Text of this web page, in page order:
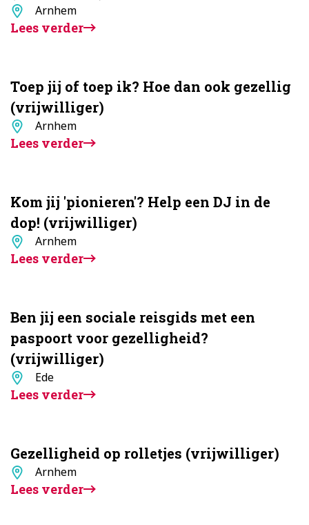
Standplaats
Arnhem
Lees verder
Toep jij of toep ik? Hoe dan ook gezellig
(vrijwilliger)
Standplaats
Arnhem
Lees verder
Kom jij 'pionieren'? Help een DJ in de
dop! (vrijwilliger)
Standplaats
Arnhem
Lees verder
Ben jij een sociale reisgids met een
paspoort voor gezelligheid?
(vrijwilliger)
Standplaats
Ede
Lees verder
Gezelligheid op rolletjes (vrijwilliger)
Standplaats
Arnhem
Lees verder